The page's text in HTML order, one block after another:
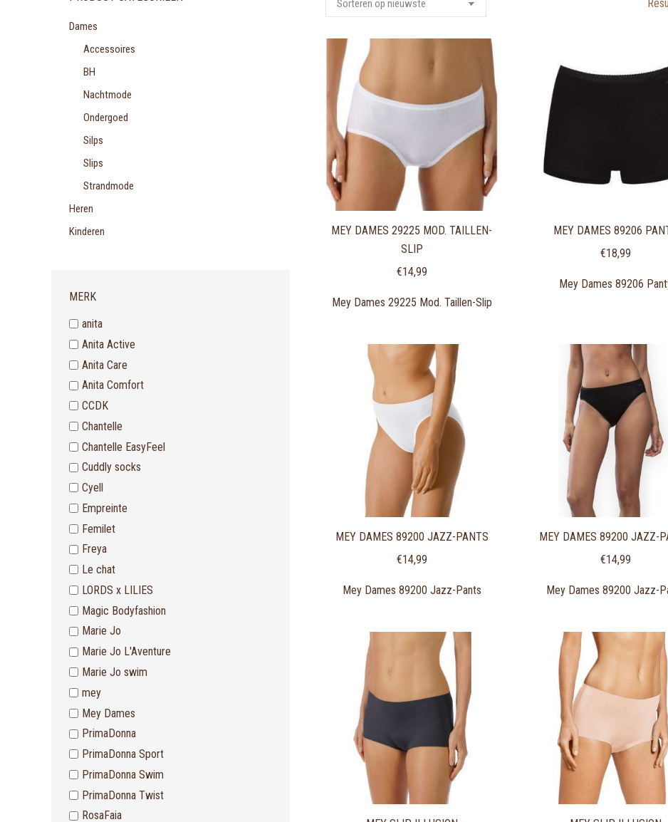
MEY DAMES 29225 MOD. TAILLEN-
SLIP
€14,99
Mey Dames 29225 Mod. Taillen-Slip
MEY DAMES 89206
€18,99
Mey Dames 89206
MEY DAMES 89200 JAZZ-PANTS
€14,99
Mey Dames 89200 Jazz-Pants
MEY DAMES 89200 JAZZ-
€14,99
Mey Dames 89200 Jazz-
Dames
Accessoires
BH
Nachtmode
Ondergoed
Silps
Slips
Strandmode
Heren
Kinderen
MERK
anita
Anita Active
Anita Care
Anita Comfort
CCDK
Chantelle
Chantelle EasyFeel
Cuddly socks
Cyell
Empreinte
Femilet
Freya
Le chat
LORDS x LILIES
Magic Bodyfashion
Marie Jo
Marie Jo L'Aventure
Marie Jo swim
mey
Mey Dames
PrimaDonna
PrimaDonna Sport
PrimaDonna Swim
PrimaDonna Twist
RosaFaia